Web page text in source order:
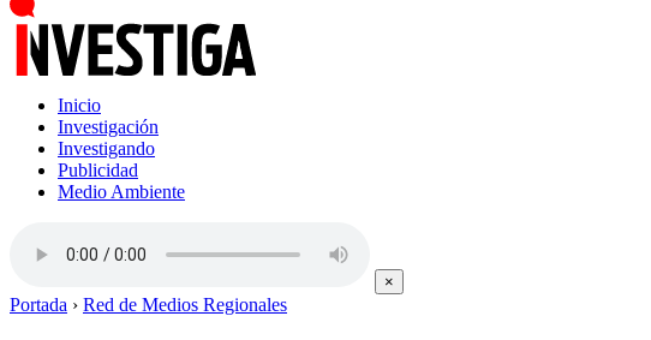
Inicio
Investigación
Investigando
Publicidad
Medio Ambiente
×
Portada › Red de Medios Regionales